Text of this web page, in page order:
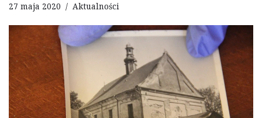
27 maja 2020 Aktualności